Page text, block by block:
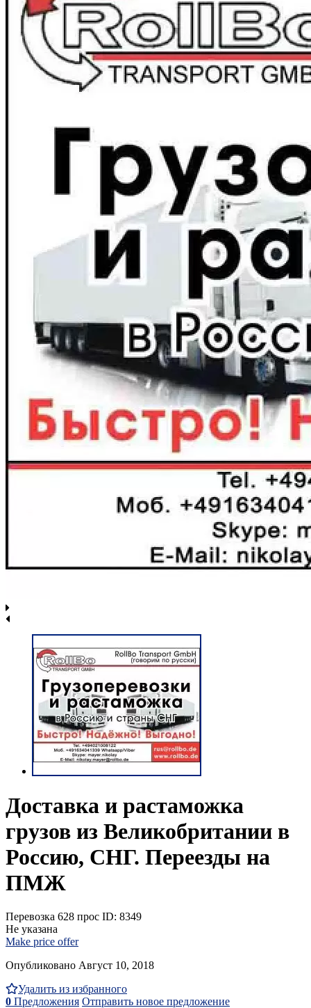
Доставка и растаможка
грузов из Великобритании в
Россию, СНГ. Переезды на
ПМЖ
Перевозка 628 прос ID: 8349
Не указана
Make price offer
Опубликовано Август 10, 2018
Удалить из избранного
0 Предложения Отправить новое предложение